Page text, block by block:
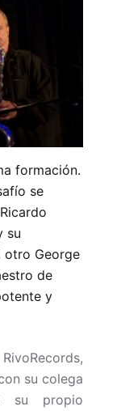
formación.
se
su
otro George
de
y
su colega
su propio